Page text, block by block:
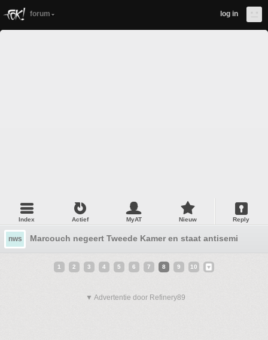
forum log in
Index Actief MyAT Nieuw Reply
nws Marcouch negeert Tweede Kamer en staat antisemitische
1 2 3 4 5 6 7 8 9 10
▼ Advertentie door Refinery89